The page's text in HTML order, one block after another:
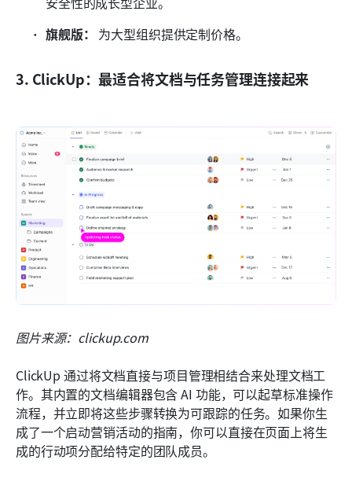
旗舰版： 为大型组织提供定制价格。
3. ClickUp：最适合将文档与任务管理连接起来
图片来源：clickup.com
ClickUp 通过将文档直接与项目管理相结合来处理文档工
作。其内置的文档编辑器包含 AI 功能，可以起草标准操作
流程，并立即将这些步骤转换为可跟踪的任务。如果你生
成了一个启动营销活动的指南，你可以直接在页面上将生
成的行动项分配给特定的团队成员。